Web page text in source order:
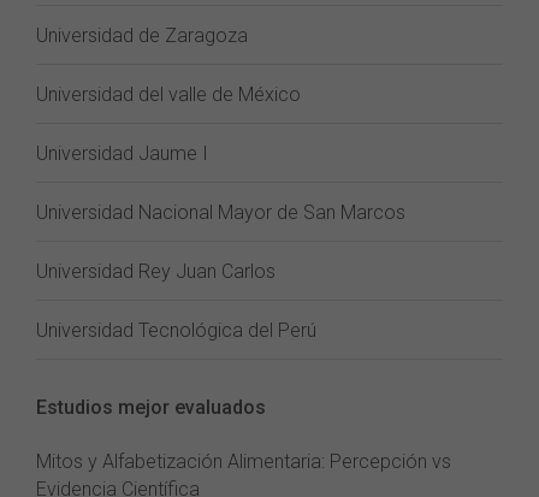
Universidad de Zaragoza
Universidad del valle de México
Universidad Jaume I
Universidad Nacional Mayor de San Marcos
Universidad Rey Juan Carlos
Universidad Tecnológica del Perú
Estudios mejor evaluados
Mitos y Alfabetización Alimentaria: Percepción vs
Evidencia Científica